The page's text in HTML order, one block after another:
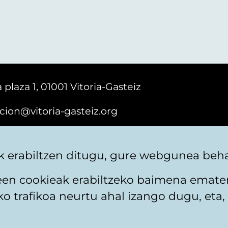
plaza 1, 01001 Vitoria-Gasteiz
gasteiz.org
Erabilerraztasuna
erabiltzen ditugu, gure webgunea
cookieak erabiltzeko baimena
trafikoa neurtu ahal izango dugu,